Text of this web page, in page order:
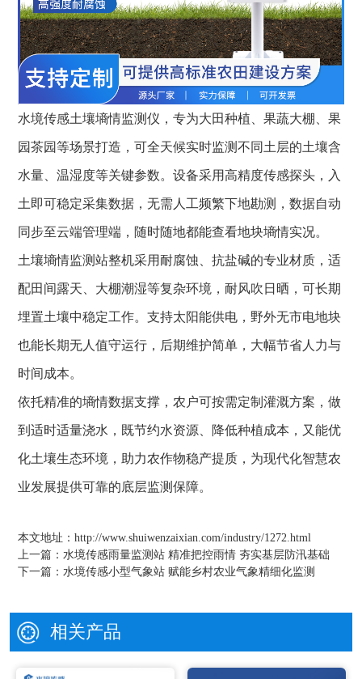
水境传感土壤墒情监测仪，专为大田种植、果蔬大棚、果
园茶园等场景打造，可全天候实时监测不同土层的土壤含
水量、温湿度等关键参数。设备采用高精度传感探头，入
土即可稳定采集数据，无需人工频繁下地勘测，数据自动
同步至云端管理端，随时随地都能查看地块墒情实况。
土壤墒情监测站整机采用耐腐蚀、抗盐碱的专业材质，适
配田间露天、大棚潮湿等复杂环境，耐风吹日晒，可长期
埋置土壤中稳定工作。支持太阳能供电，野外无市电地块
也能长期无人值守运行，后期维护简单，大幅节省人力与
时间成本。
依托精准的墒情数据支撑，农户可按需定制灌溉方案，做
到适时适量浇水，既节约水资源、降低种植成本，又能优
化土壤生态环境，助力农作物稳产提质，为现代化智慧农
业发展提供可靠的底层监测保障。
本文地址： http://www.shuiwenzaixian.com/industry/1272.html
上一篇： 水境传感雨量监测站 精准把控雨情 夯实基层防汛基础
下一篇： 水境传感小型气象站 赋能乡村农业气象精细化监测
相关产品